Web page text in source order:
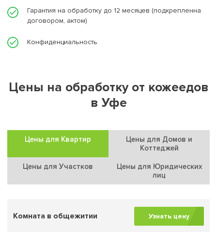
Гарантия на обработку до 12 месяцев (подкрепленна
договором, актом)
Конфиденциальность
Цены на обработку от кожеедов
в Уфе
Цены для Квартир
Цены для Домов и
Коттеджей
Цены для Участков
Цены для Юридических
лиц
Комната в общежитии Узнать цену